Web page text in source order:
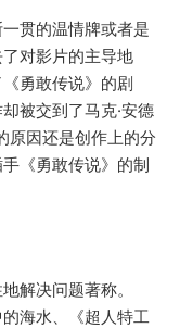
贯的温情牌或者是
对影片的主导地
勇敢传说》的剧
被交到了马克·安德
原因还是创作上的分
《勇敢传说》的制
决问题著称。
海水、《超人特工